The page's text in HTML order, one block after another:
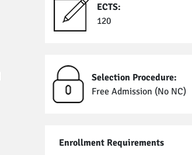
ECTS:
120
Selection Procedure:
Free Admission (No NC)
Enrollment Requirements